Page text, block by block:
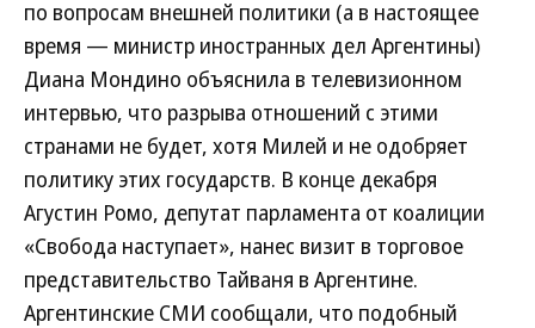
по вопросам внешней политики (а в настоящее
время — министр иностранных дел Аргентины)
Диана Мондино объяснила в телевизионном
интервью, что разрыва отношений с этими
странами не будет, хотя Милей и не одобряет
политику этих государств. В конце декабря
Агустин Ромо, депутат парламента от коалиции
«Свобода наступает», нанес визит в торговое
представительство Тайваня в Аргентине.
Аргентинские СМИ сообщали, что подобный